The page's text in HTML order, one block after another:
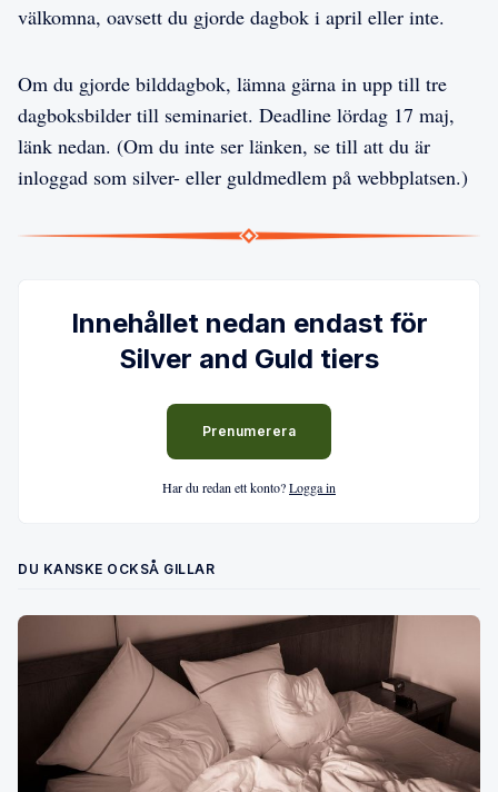
välkomna, oavsett du gjorde dagbok i april eller inte.
Om du gjorde bilddagbok, lämna gärna in upp till tre
dagboksbilder till seminariet. Deadline lördag 17 maj,
länk nedan. (Om du inte ser länken, se till att du är
inloggad som silver- eller guldmedlem på webbplatsen.)
Innehållet nedan endast för
Silver and Guld tiers
Prenumerera
Har du redan ett konto?Logga in
DU KANSKE OCKSÅ GILLAR